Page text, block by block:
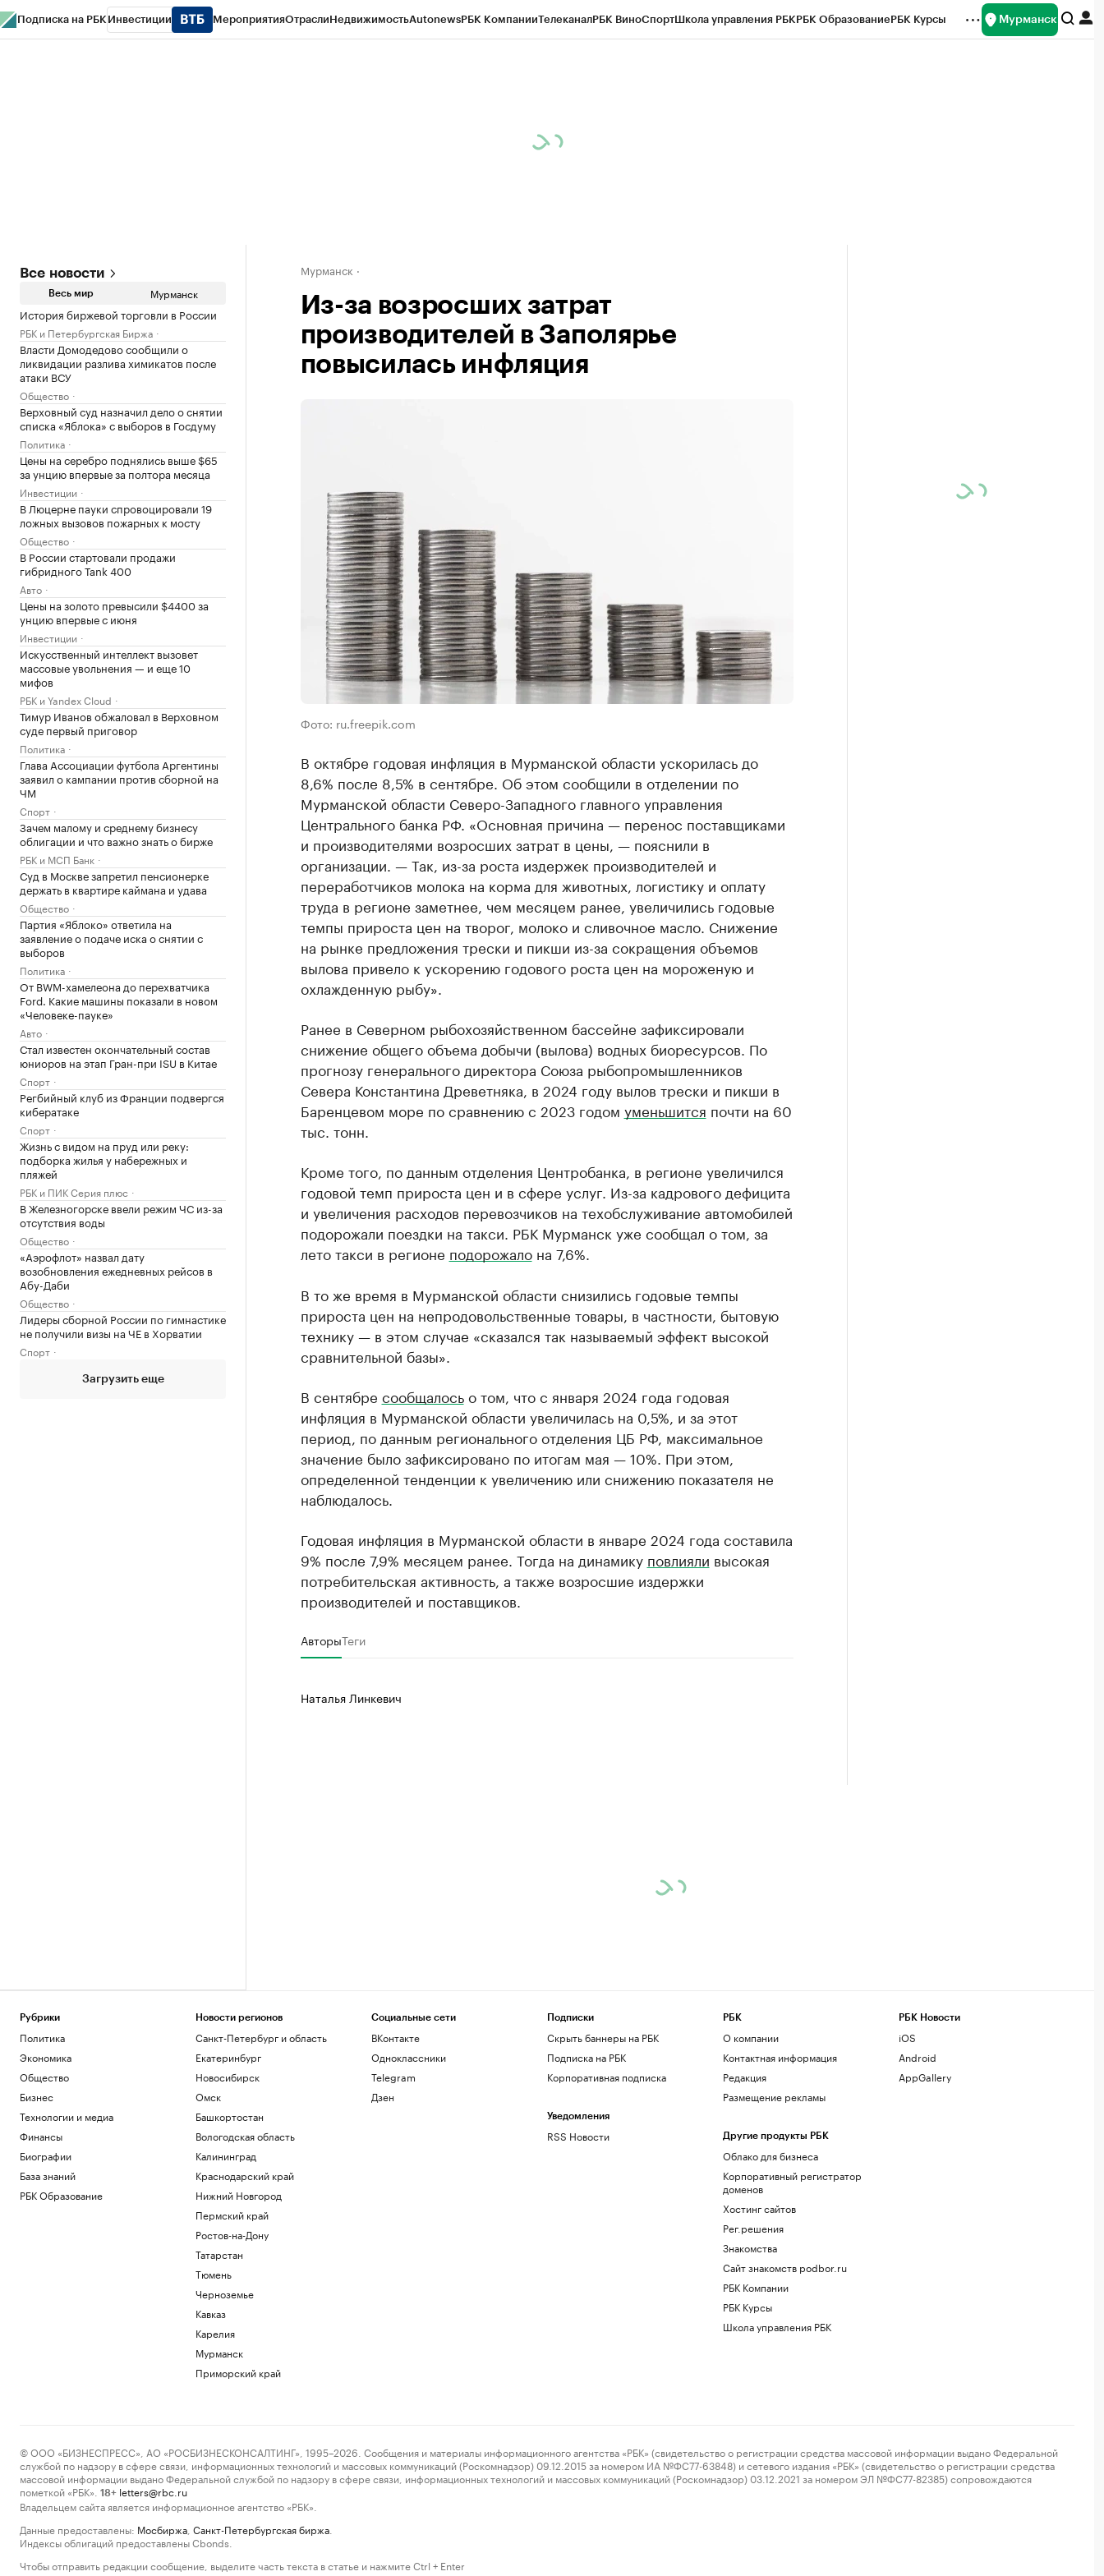
Подписка на РБК Инвестиции МероприятияОтраслиНедвижимостьAutonewsРБК КомпанииТелеканалРБК ВиноСпортШкола управления РБКРБК ОбразованиеРБК Курсы Мурманск
Все новости
Весь мир Мурманск
История биржевой торговли в России
РБК и Петербургская Биржа
Власти Домодедово сообщили о
ликвидации разлива химикатов после
атаки ВСУ
Общество
Верховный суд назначил дело о снятии
списка «Яблока» с выборов в Госдуму
Политика
Цены на серебро поднялись выше $65
за унцию впервые за полтора месяца
Инвестиции
В Люцерне пауки спровоцировали 19
ложных вызовов пожарных к мосту
Общество
В России стартовали продажи
гибридного Tank 400
Авто
Цены на золото превысили $4400 за
унцию впервые с июня
Инвестиции
Искусственный интеллект вызовет
массовые увольнения — и еще 10
мифов
РБК и Yandex Cloud
Тимур Иванов обжаловал в Верховном
суде первый приговор
Политика
Глава Ассоциации футбола Аргентины
заявил о кампании против сборной на
ЧМ
Спорт
Зачем малому и среднему бизнесу
облигации и что важно знать о бирже
РБК и МСП Банк
Суд в Москве запретил пенсионерке
держать в квартире каймана и удава
Общество
Партия «Яблоко» ответила на
заявление о подаче иска о снятии с
выборов
Политика
От BWM-хамелеона до перехватчика
Ford. Какие машины показали в новом
«Человеке-пауке»
Авто
Стал известен окончательный состав
юниоров на этап Гран-при ISU в Китае
Спорт
Регбийный клуб из Франции подвергся
кибератаке
Спорт
Жизнь с видом на пруд или реку:
подборка жилья у набережных и
пляжей
РБК и ПИК Серия плюс
В Железногорске ввели режим ЧС из-за
отсутствия воды
Общество
«Аэрофлот» назвал дату
возобновления ежедневных рейсов в
Абу-Даби
Общество
Лидеры сборной России по гимнастике
не получили визы на ЧЕ в Хорватии
Спорт
Загрузить еще
Мурманск
Из-за возросших затрат
производителей в Заполярье
повысилась инфляция
Фото: ru.freepik.com
В октябре годовая инфляция в Мурманской области ускорилась до
8,6% после 8,5% в сентябре. Об этом сообщили в отделении по
Мурманской области Северо-Западного главного управления
Центрального банка РФ. «Основная причина — перенос поставщиками
и производителями возросших затрат в цены, — пояснили в
организации. — Так, из-за роста издержек производителей и
переработчиков молока на корма для животных, логистику и оплату
труда в регионе заметнее, чем месяцем ранее, увеличились годовые
темпы прироста цен на творог, молоко и сливочное масло. Снижение
на рынке предложения трески и пикши из-за сокращения объемов
вылова привело к ускорению годового роста цен на мороженую и
охлажденную рыбу».
Ранее в Северном рыбохозяйственном бассейне зафиксировали
снижение общего объема добычи (вылова) водных биоресурсов. По
прогнозу генерального директора Союза рыбопромышленников
Севера Константина Древетняка, в 2024 году вылов трески и пикши в
Баренцевом море по сравнению с 2023 годом уменьшится почти на 60
тыс. тонн.
Кроме того, по данным отделения Центробанка, в регионе увеличился
годовой темп прироста цен и в сфере услуг. Из-за кадрового дефицита
и увеличения расходов перевозчиков на техобслуживание автомобилей
подорожали поездки на такси. РБК Мурманск уже сообщал о том, за
лето такси в регионе подорожалона 7,6%.
В то же время в Мурманской области снизились годовые темпы
прироста цен на непродовольственные товары, в частности, бытовую
технику — в этом случае «сказался так называемый эффект высокой
сравнительной базы».
В сентябре сообщалосьо том, что с января 2024 года годовая
инфляция в Мурманской области увеличилась на 0,5%, и за этот
период, по данным регионального отделения ЦБ РФ, максимальное
значение было зафиксировано по итогам мая — 10%. При этом,
определенной тенденции к увеличению или снижению показателя не
наблюдалось.
Годовая инфляция в Мурманской области в январе 2024 года составила
9% после 7,9% месяцем ранее. Тогда на динамику повлияли высокая
потребительская активность, а также возросшие издержки
производителей и поставщиков.
АвторыТеги
Наталья Линкевич
Рубрики
Политика
Экономика
Общество
Бизнес
Технологии и медиа
Финансы
Биографии
База знаний
РБК Образование
Новости регионов
Санкт-Петербург и область
Екатеринбург
Новосибирск
Омск
Башкортостан
Вологодская область
Калининград
Краснодарский край
Нижний Новгород
Пермский край
Ростов-на-Дону
Татарстан
Тюмень
Черноземье
Кавказ
Карелия
Мурманск
Приморский край
Социальные сети
ВКонтакте
Одноклассники
Telegram
Дзен
Подписки
Скрыть баннеры на РБК
Подписка на РБК
Корпоративная подписка
Уведомления
RSS Новости
РБК
О компании
Контактная информация
Редакция
Размещение рекламы
Другие продукты РБК
Облако для бизнеса
Корпоративный регистратор
доменов
Хостинг сайтов
Рег.решения
Знакомства
Сайт знакомств podbor.ru
РБК Компании
РБК Курсы
Школа управления РБК
РБК Новости
iOS
Android
AppGallery
© ООО «БИЗНЕСПРЕСС», АО «РОСБИЗНЕСКОНСАЛТИНГ», 1995–2026. Сообщения и материалы информационного агентства «РБК» (свидетельство о регистрации средства массовой информации выдано Федеральной
службой по надзору в сфере связи, информационных технологий и массовых коммуникаций (Роскомнадзор) 09.12.2015 за номером ИА №ФС77-63848) и сетевого издания «РБК» (свидетельство о регистрации средства
массовой информации выдано Федеральной службой по надзору в сфере связи, информационных технологий и массовых коммуникаций (Роскомнадзор) 03.12.2021 за номером ЭЛ №ФС77-82385) сопровождаются
пометкой «РБК».
18+ letters@rbc.ru
Владельцем сайта является информационное агентство «РБК».
Данные предоставлены: Мосбиржа Санкт-Петербургская биржа
Индексы облигаций предоставлены Cbonds.
Чтобы отправить редакции сообщение, выделите часть текста в статье и нажмите Ctrl + Enter